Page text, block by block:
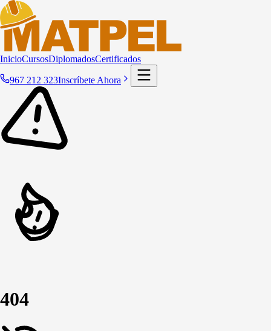
InicioCursosDiplomadosCertificados
967 212 323Inscríbete Ahora
404